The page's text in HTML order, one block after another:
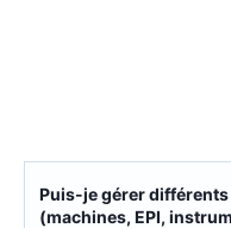
Puis-je gérer
(machines, EPI,